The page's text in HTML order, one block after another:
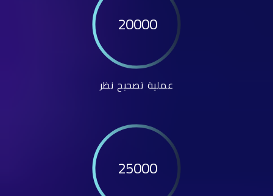
20000
عملية تصحيح نظر
25000